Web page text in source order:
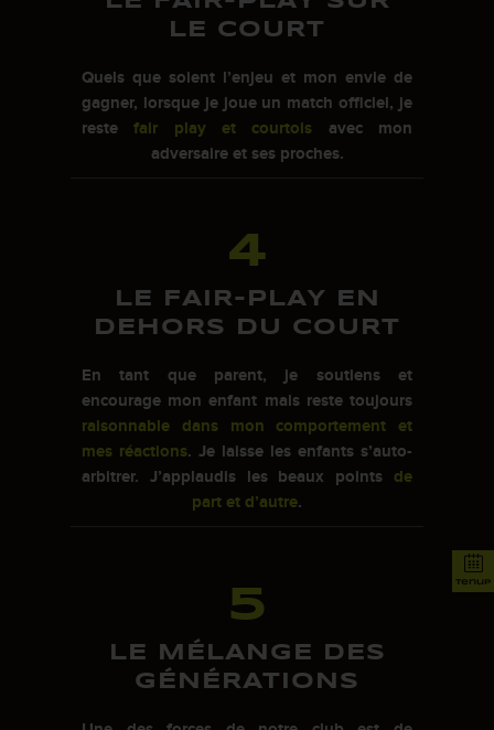
tenup
LE COURT
Quels que soient l’enjeu et mon envie de
gagner, lorsque je joue un match officiel, je
restefair play et courtois avec mon
adversaire et ses proches.
4
LE FAIR-PLAY EN
DEHORS DU COURT
En tant que parent, je soutiens et
encourage mon enfant mais reste toujours
raisonnable dans mon comportement et
mes réactions. Je laisse les enfants s’auto-
arbitrer. J’applaudis les beaux points de
part et d’autre.
5
LE MÉLANGE DES
GÉNÉRATIONS